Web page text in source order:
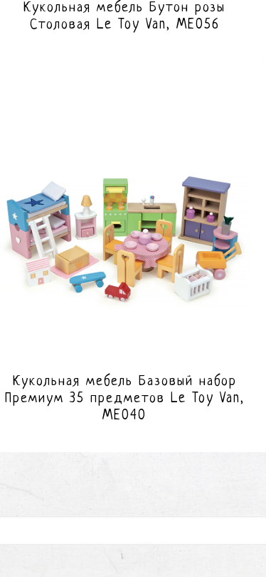
Кукольная мебель Бутон розы
Столовая Le Toy Van, ME056
Кукольная мебель Базовый набор
Премиум 35 предметов Le Toy Van,
ME040